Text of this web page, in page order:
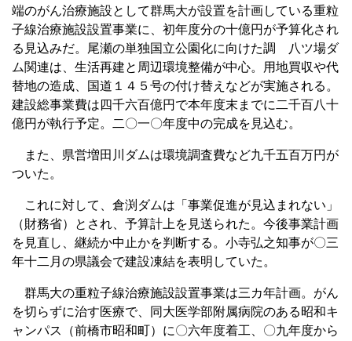
端のがん治療施設として群馬大が設置を計画している重粒
子線治療施設設置事業に、初年度分の十億円が予算化され
る見込みだ。尾瀬の単独国立公園化に向けた調 八ツ場ダ
ム関連は、生活再建と周辺環境整備が中心。用地買収や代
替地の造成、国道１４５号の付け替えなどが実施される。
建設総事業費は四千六百億円で本年度末までに二千百八十
億円が執行予定。二〇一〇年度中の完成を見込む。
また、県営増田川ダムは環境調査費など九千五百万円が
ついた。
これに対して、倉渕ダムは「事業促進が見込まれない」
（財務省）とされ、予算計上を見送られた。今後事業計画
を見直し、継続か中止かを判断する。小寺弘之知事が〇三
年十二月の県議会で建設凍結を表明していた。
群馬大の重粒子線治療施設設置事業は三カ年計画。がん
を切らずに治す医療で、同大医学部附属病院のある昭和キ
ャンパス（前橋市昭和町）に〇六年度着工、〇九年度から